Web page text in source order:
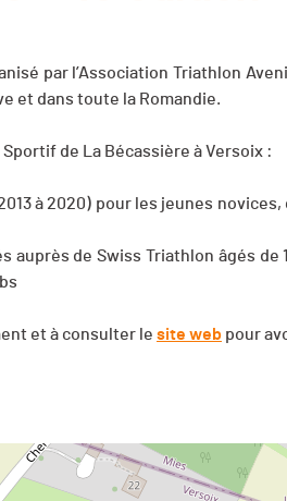
par l’Association Triathlon
et dans toute la Romandie.
de La Bécassière à Versoix :
à 2020) pour les jeunes
de Swiss Triathlon âgés de
et à consulter le site web pour